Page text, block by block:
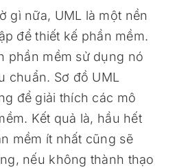
gì nữa, UML là một nền
để thiết kế phần mềm.
phần mềm sử dụng nó
chuẩn. Sơ đồ UML
để giải thích các mô
Kết quả là, hầu hết
mềm ít nhất cũng sẽ
nếu không thành thạo